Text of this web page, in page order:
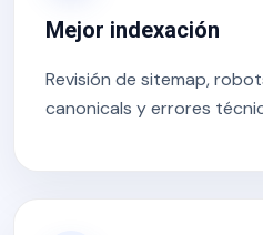
Mejor indexación
Revisión de sitemap,
canonicals y errores